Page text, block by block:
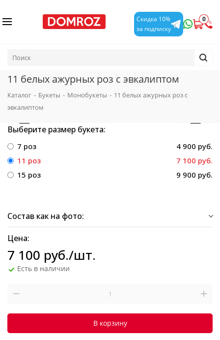
Скидка 10%
за подписку
0
11 белых ажурных роз с эвкалиптом
Каталог - Букеты - Монобукеты - 11 белых ажурных роз с
эвкалиптом
Выберите размер букета:
7 роз
4 900 руб.
11 роз
7 100 руб.
15 роз
9 900 руб.
Состав как на фото:
Цена:
7 100 руб./шт.
Есть в наличии
В корзину